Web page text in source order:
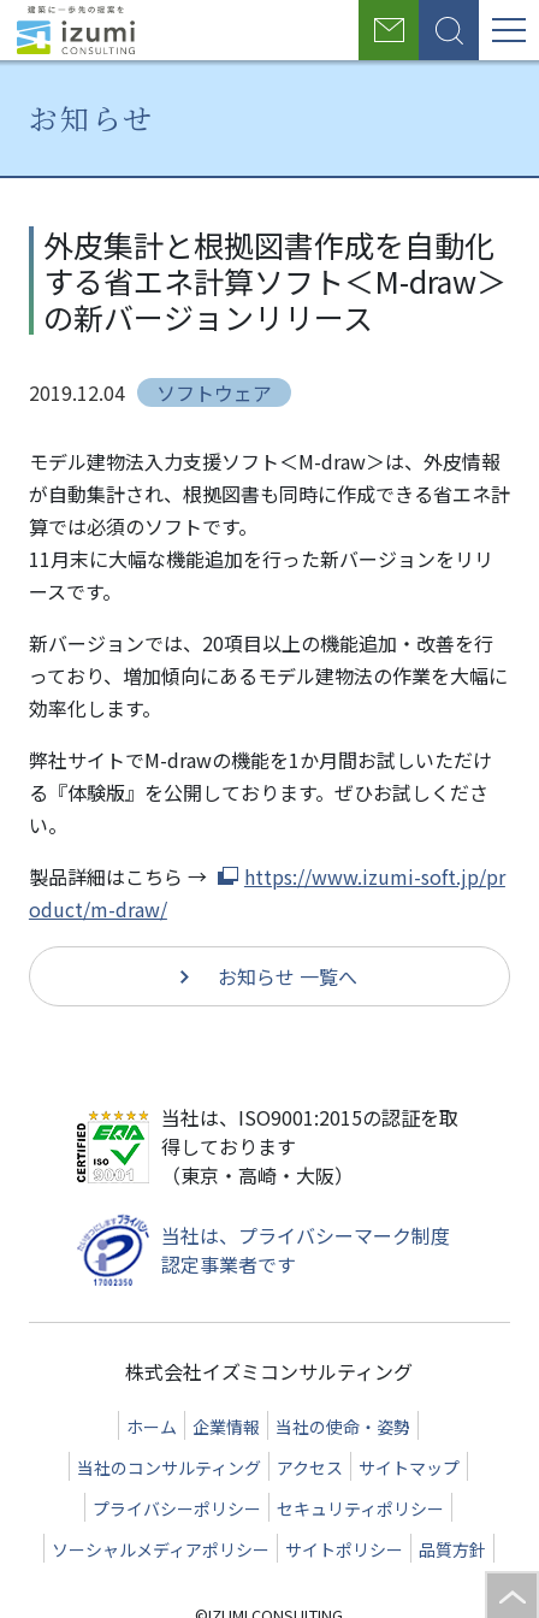
グ
ロ
ー
ゲ
ー
ョ
ン
お
問
検
索
お知らせ
ら
せ
と根
拠図
書作
成を
化す
エネ
計算
ソフ
ト＜
M-
draw
新バ
ージ
ョン
ース
外皮集計と根拠図書作成を自動化
する省エネ計算ソフト＜M-draw＞
の新バージョンリリース
2019.12.04 ソフトウェア
モデル建物法入力支援ソフト＜M-draw＞は、外皮情報
が自動集計され、根拠図書も同時に作成できる省エネ計
算では必須のソフトです。
11月末に大幅な機能追加を行った新バージョンをリリ
ースです。
新バージョンでは、20項目以上の機能追加・改善を行
っており、増加傾向にあるモデル建物法の作業を大幅に
効率化します。
弊社サイトでM-drawの機能を1か月間お試しいただけ
る『体験版』を公開しております。ぜひお試しくださ
い。
製品詳細はこちら →
https://www.izumi-soft.jp/pr
oduct/m-draw/
お知らせ 一覧へ
当社は、ISO9001:2015の認証を取
得しております
（東京・高崎・大阪）
当社は、プライバシーマーク制度
認定事業者です
株式会社イズミコンサルティング
ホーム 企業情報
当社の使命・姿勢
当社のコンサルティング
アクセス
サイトマップ
プライバシーポリシー
セキュリティポリシー
ソーシャルメディアポリシー
サイトポリシー 品質方針